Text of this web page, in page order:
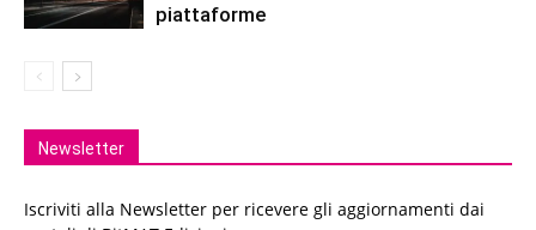
piattaforme
Newsletter
Iscriviti alla Newsletter per ricevere gli aggiornamenti dai